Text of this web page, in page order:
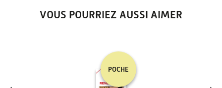
VOUS POURRIEZ AUSSI AIMER
POCHE